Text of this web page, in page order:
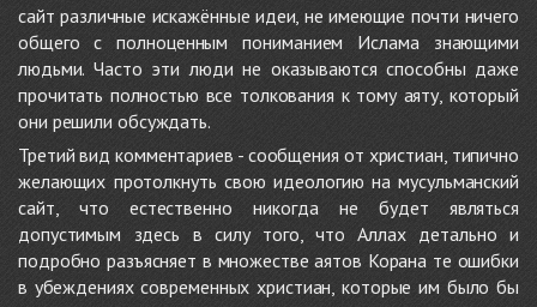
сайт различные искажённые идеи, не имеющие почти ничего
общего с полноценным пониманием Ислама знающими
людьми. Часто эти люди не оказываются способны даже
прочитать полностью все толкования к тому аяту, который
они решили обсуждать.
Третий вид комментариев - сообщения от христиан, типично
желающих протолкнуть свою идеологию на мусульманский
сайт, что естественно никогда не будет являться
допустимым здесь в силу того, что Аллах детально и
подробно разъясняет в множестве аятов Корана те ошибки
в убеждениях современных христиан, которые им было бы